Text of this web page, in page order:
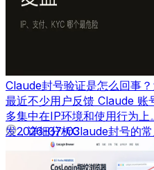
Claude封号验证是怎么回事
最近不少用户反馈 Claude 账
多集中在IP环境和使用行为
发，详细分析Claude封号的
免再次被封，并结合实际经
期使用AI工具的用户参考。
2026-07-03